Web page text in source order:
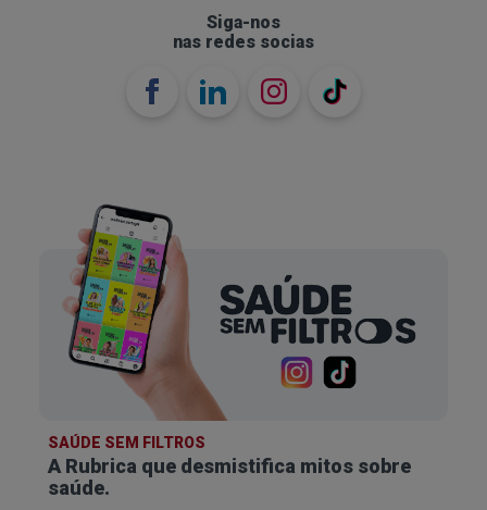
Siga-nos
nas redes socias
SAÚDE SEM FILTROS
A Rubrica que desmistifica mitos sobre
saúde.